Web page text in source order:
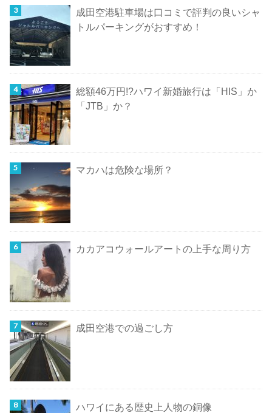
成田空港駐車場は口コミで評判の良いシャ
トルパーキングがおすすめ！
総額46万円!?ハワイ新婚旅行は「HIS」か
「JTB」か？
マカハは危険な場所？
カカアコウォールアートの上手な周り方
成田空港での過ごし方
ハワイにある歴史上人物の銅像